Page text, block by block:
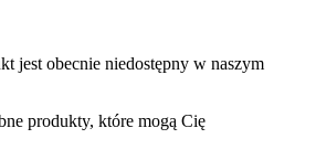
jest obecnie niedostępny w naszym
produkty, które mogą Cię